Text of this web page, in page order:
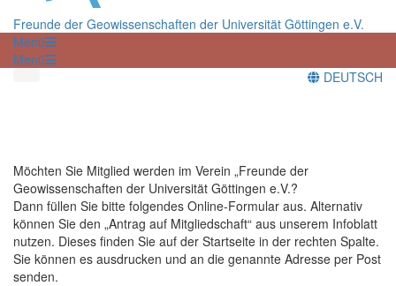
Freunde der Geowissenschaften der Universität Göttingen e.V.
Menü
Menü
DEUTSCH
Möchten Sie Mitglied werden im Verein „Freunde der
Geowissenschaften der Universität Göttingen e.V.?
Dann füllen Sie bitte folgendes Online-Formular aus. Alternativ
können Sie den „Antrag auf Mitgliedschaft“ aus unserem Infoblatt
nutzen. Dieses finden Sie auf der Startseite in der rechten Spalte.
Sie können es ausdrucken und an die genannte Adresse per Post
senden.